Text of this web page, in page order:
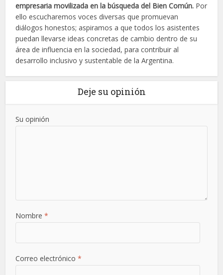
empresaria movilizada en la búsqueda del Bien Común. Por
ello escucharemos voces diversas que promuevan
diálogos honestos; aspiramos a que todos los asistentes
puedan llevarse ideas concretas de cambio dentro de su
área de influencia en la sociedad, para contribuir al
desarrollo inclusivo y sustentable de la Argentina.
Deje su opinión
Su opinión
Nombre*
Correo electrónico*